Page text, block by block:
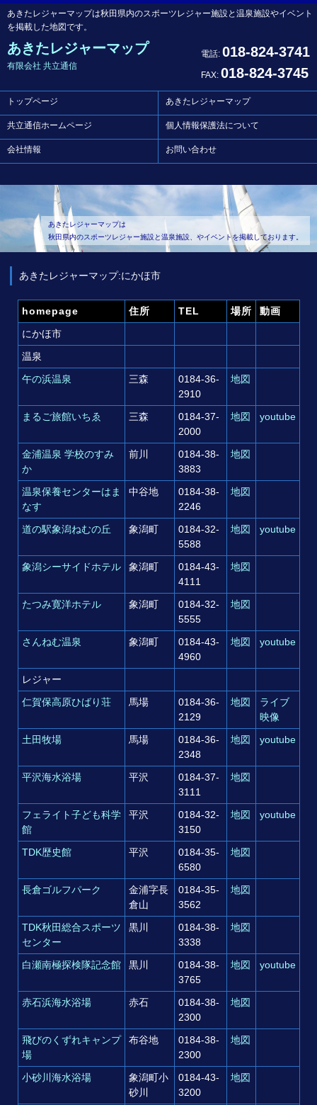
あきたレジャーマップは秋田県内のスポーツレジャー施設と温泉施設やイベント
を掲載した地図です。
あきたレジャーマップ
有限会社 共立通信
電話: 018-824-3741
FAX: 018-824-3745
トップページ あきたレジャーマップ
共立通信ホームページ 個人情報保護法について
会社情報 お問い合わせ
あきたレジャーマップは
秋田県内のスポーツレジャー施設と温泉施設、やイベントを掲載しております。
あきたレジャーマップ:にかほ市
homepage 住所 TEL 場所
動画
にかほ市
温泉
午の浜温泉
三森
0184‐36‐
2910
地図
まるご旅館いちゑ 三森
0184‐37‐
2000
地図 youtube
金浦温泉 学校のすみ
か
前川
0184‐38‐
3883
地図
温泉保養センターはま
なす
中谷地
0184‐38‐
2246
地図
道の駅象潟ねむの丘 象潟町
0184‐32‐
5588
地図 youtube
象潟シーサイドホテル 象潟町
0184‐43‐
4111
地図
たつみ寛洋ホテル 象潟町
0184‐32‐
5555
地図
さんねむ温泉 象潟町
0184‐43‐
4960
地図 youtube
レジャー
仁賀保高原ひばり荘
馬場
0184‐36‐
2129
地図
ライブ
映像
土田牧場
馬場
0184-36-
2348
地図 youtube
平沢海水浴場 平沢
0184‐37‐
3111
地図
フェライト子ども科学
館
平沢
0184‐32‐
3150
地図 youtube
TDK歴史館 平沢
0184‐35‐
6580
地図
長倉ゴルフパーク
金浦字長
倉山
0184‐35‐
3562
地図
TDK秋田総合スポーツ
センター
黒川
0184‐38‐
3338
地図
白瀬南極探検隊記念館 黒川
0184‐38‐
3765
地図 youtube
赤石浜海水浴場 赤石
0184‐38‐
2300
地図
飛びのくずれキャンプ
場
布谷地
0184‐38‐
2300
地図
小砂川海水浴場
象潟町小
砂川
0184‐43‐
3200
地図